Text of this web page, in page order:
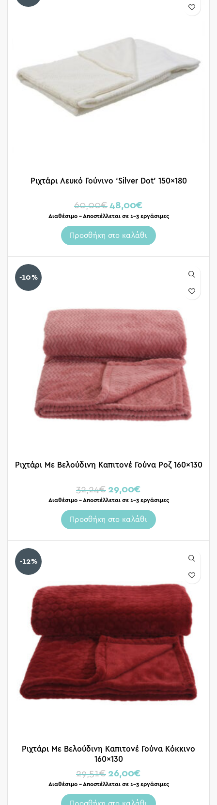
Ριχτάρι Λευκό Γούνινο ‘Silver Dot’ 150×180
60,00€ 48,00€
Διαθέσιμο – Αποστέλλεται σε 1-3 εργάσιμες
Προσθήκη στο καλάθι
-10%
Ριχτάρι Με Βελούδινη Καπιτονέ Γούνα Ροζ 160×130
32,24€ 29,00€
Διαθέσιμο – Αποστέλλεται σε 1-3 εργάσιμες
Προσθήκη στο καλάθι
-12%
Ριχτάρι Με Βελούδινη Καπιτονέ Γούνα Κόκκινο
160×130
29,51€ 26,00€
Διαθέσιμο – Αποστέλλεται σε 1-3 εργάσιμες
Προσθήκη στο καλάθι